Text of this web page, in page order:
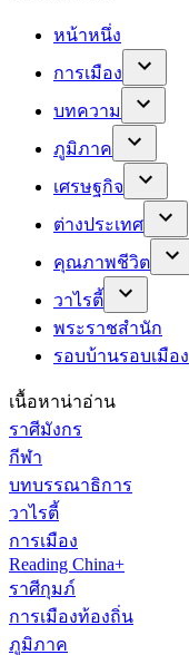
หน้าหนึ่ง
การเมือง
บทความ
ภูมิภาค
เศรษฐกิจ
ต่างประเทศ
คุณภาพชีวิต
วาไรตี้
พระราชสำนัก
รอบบ้านรอบเมือง
เนื้อหาน่าอ่าน
ราศีมังกร
กีฬา
บทบรรณาธิการ
วาไรตี้
การเมือง
Reading China+
ราศีกุมภ์
การเมืองท้องถิ่น
ภูมิภาค